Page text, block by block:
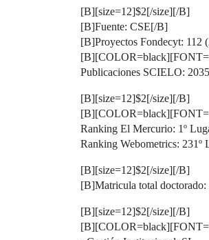
[B][size=12]$2[/size][/B]
[B]Fuente: CSE[/B]
[B]Proyectos Fondecyt: 112
Publicaciones SCIELO:
[B][size=12]$2[/size][/B]
Ranking El Mercurio: 1º
Ranking Webometrics:
[B][size=12]$2[/size][/B]
[B]Matricula total
[B][size=12]$2[/size][/B]